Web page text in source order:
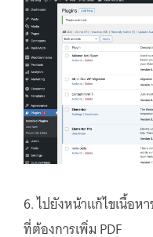
6. ไปยังหน้าแก้ไขเนื้อห
ที่ต้องการเพิ่ม PDF